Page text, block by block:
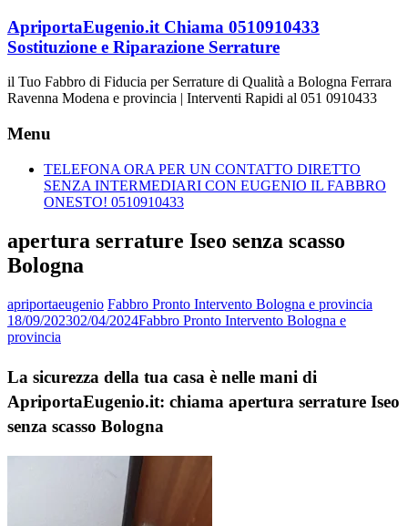
Vai
al
contenuto
ApriportaEugenio.it Chiama 0510910433
Sostituzione e Riparazione Serrature
il Tuo Fabbro di Fiducia per Serrature di Qualità a Bologna Ferrara
Ravenna Modena e provincia | Interventi Rapidi al 051 0910433
Menu
TELEFONA ORA PER UN CONTATTO DIRETTO
SENZA INTERMEDIARI CON EUGENIO IL FABBRO
ONESTO! 0510910433
apertura serrature Iseo senza scasso
Bologna
apriportaeugenio Fabbro Pronto Intervento Bologna e provincia
18/09/202302/04/2024Fabbro Pronto Intervento Bologna e
provincia
La sicurezza della tua casa è nelle mani di
ApriportaEugenio.it: chiama apertura serrature Iseo
senza scasso Bologna